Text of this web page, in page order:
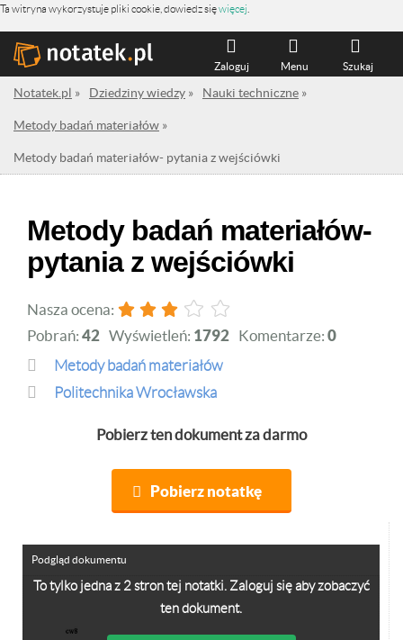
Ta witryna wykorzystuje pliki cookie, dowiedz sięwięcej
Szukaj
Menu
Zaloguj
Notatek.pl » Dziedziny wiedzy » Nauki techniczne »
Metody badań materiałów »
Metody badań materiałów- pytania z wejściówki
Metody badań materiałów-
pytania z wejściówki
Nasza ocena:
Pobrań: 42 Wyświetleń: 1792 Komentarze: 0
Metody badań materiałów
Politechnika Wrocławska
Pobierz ten dokument za darmo
Pobierz notatkę
To tylko jedna z 2 stron tej notatki. Zaloguj się aby zobaczyć
ten dokument.
Podgląd dokumentu